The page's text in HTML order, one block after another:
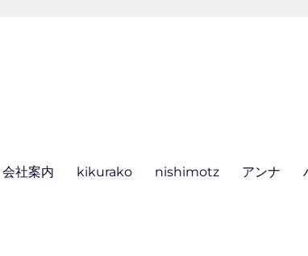
会社案内 kikurako nishimotz アンナ